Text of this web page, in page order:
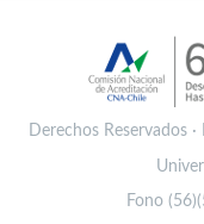
Derechos Reservados
Fono